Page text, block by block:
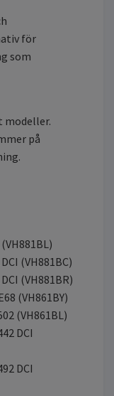
för
som
modeller.
på
(VH881BC)
(VH881BR)
(VH861BY)
(VH861BL)
DCI
DCI